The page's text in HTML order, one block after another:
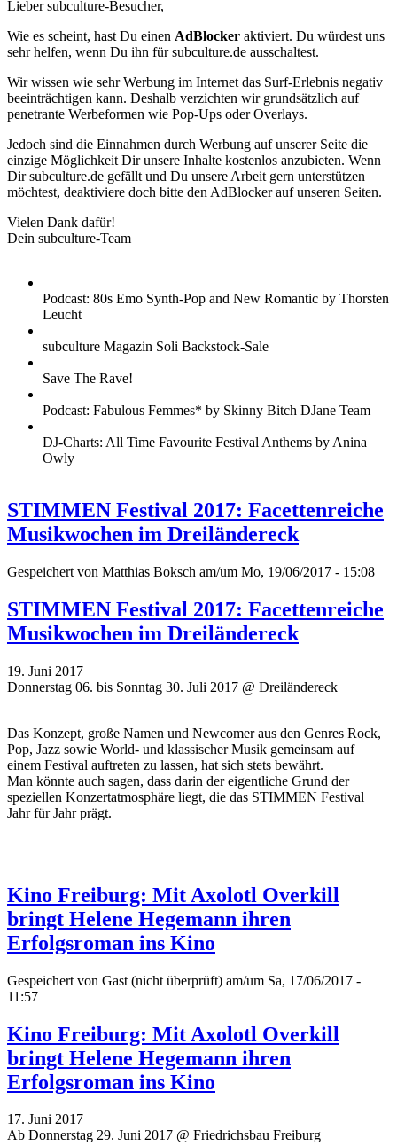
Lieber subculture-Besucher,
Wie es scheint, hast Du einen AdBlocker aktiviert. Du würdest uns
sehr helfen, wenn Du ihn für subculture.de ausschaltest.
Wir wissen wie sehr Werbung im Internet das Surf-Erlebnis negativ
beeinträchtigen kann. Deshalb verzichten wir grundsätzlich auf
penetrante Werbeformen wie Pop-Ups oder Overlays.
Jedoch sind die Einnahmen durch Werbung auf unserer Seite die
einzige Möglichkeit Dir unsere Inhalte kostenlos anzubieten. Wenn
Dir subculture.de gefällt und Du unsere Arbeit gern unterstützen
möchtest, deaktiviere doch bitte den AdBlocker auf unseren Seiten.
Vielen Dank dafür!
Dein subculture-Team
Podcast: 80s Emo Synth-Pop and New Romantic by Thorsten
Leucht
subculture Magazin Soli Backstock-Sale
Save The Rave!
Podcast: Fabulous Femmes* by Skinny Bitch DJane Team
DJ-Charts: All Time Favourite Festival Anthems by Anina
Owly
STIMMEN Festival 2017: Facettenreiche
Musikwochen im Dreiländereck
Gespeichert von Matthias Boksch am/um Mo, 19/06/2017 - 15:08
STIMMEN Festival 2017: Facettenreiche
Musikwochen im Dreiländereck
19. Juni 2017
Donnerstag 06. bis Sonntag 30. Juli 2017 @ Dreiländereck
Das Konzept, große Namen und Newcomer aus den Genres Rock,
Pop, Jazz sowie World- und klassischer Musik gemeinsam auf
einem Festival auftreten zu lassen, hat sich stets bewährt.
Man könnte auch sagen, dass darin der eigentliche Grund der
speziellen Konzertatmosphäre liegt, die das STIMMEN Festival
Jahr für Jahr prägt.
Kino Freiburg: Mit Axolotl Overkill
bringt Helene Hegemann ihren
Erfolgsroman ins Kino
Gespeichert von Gast (nicht überprüft) am/um Sa, 17/06/2017 -
11:57
Kino Freiburg: Mit Axolotl Overkill
bringt Helene Hegemann ihren
Erfolgsroman ins Kino
17. Juni 2017
Ab Donnerstag 29. Juni 2017 @ Friedrichsbau Freiburg